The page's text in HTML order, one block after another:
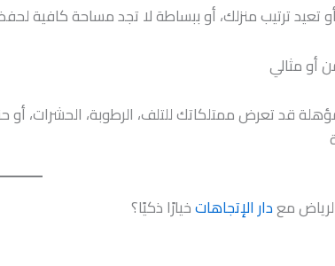
تعيد ترتيب منزلك، أو ببساطة لا تجد مساحة كافية
قد تعرض ممتلكاتك للتلف، الرطوبة،
معدار الإتجاهاتخيارًا ذكيًا؟